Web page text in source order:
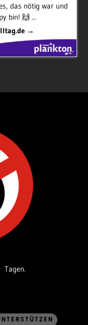
das nötig war und
bin! 🙌 ...
→
Tagen.